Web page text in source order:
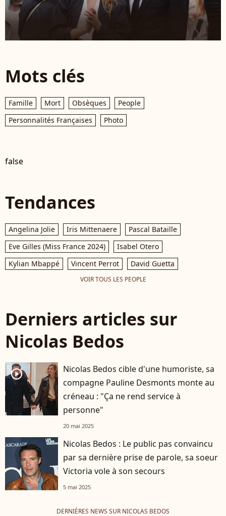
Mots clés
Famille Mort Obsèques
People
Personnalités Françaises
Photo
false
Tendances
Angelina Jolie Iris Mittenaere
Pascal Bataille
Eve Gilles (Miss France 2024)
Isabel Otero
Kylian Mbappé
Vincent Perrot David Guetta
VOIR TOUS LES PEOPLE
Derniers articles sur
Nicolas Bedos
player2
Nicolas Bedos cible d'une humoriste, sa
compagne Pauline Desmonts monte au
créneau : "Ça ne rend service à
personne"
20 mai 2025
Nicolas Bedos : Le public pas convaincu
par sa dernière prise de parole, sa soeur
Victoria vole à son secours
5 mai 2025
DERNIÈRES NEWS SUR NICOLAS BEDOS